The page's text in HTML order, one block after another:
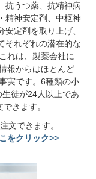
抗うつ薬、抗精神病
精神安定剤、中枢神
安定剤を取り上げ、
それぞれの潜在的な
れは、製薬会社に
報からはほとんど
実です。6種類の小
徒が24人以上であ
きます。
文できます。
をクリック>>